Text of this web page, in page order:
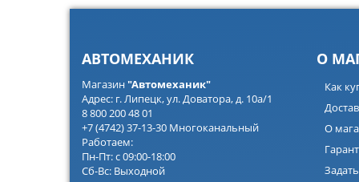
АВТОМЕХАНИК
Магазин"Автомеханик"
Адрес: г. Липецк, ул. Доватора, д. 10а/1
8 800 200 48 01
+7 (4742) 37-13-30 Многоканальный
Работаем:
Пн-Пт: с 09:00-18:00
Сб-Вс: Выходной
О
Как
О